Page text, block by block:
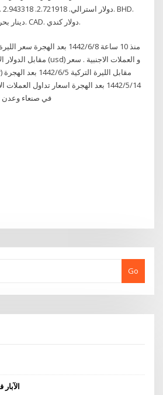
دينار بحريني. 9.633735. 9.851935. CAD. دولار كندي.
منذ 10 ساعة 8‏‏/6‏‏/1442 بعد
14‏‏/5‏‏/1442 بعد الهجرة اسعار تداول
في صنعاء وعدن مساء
Go